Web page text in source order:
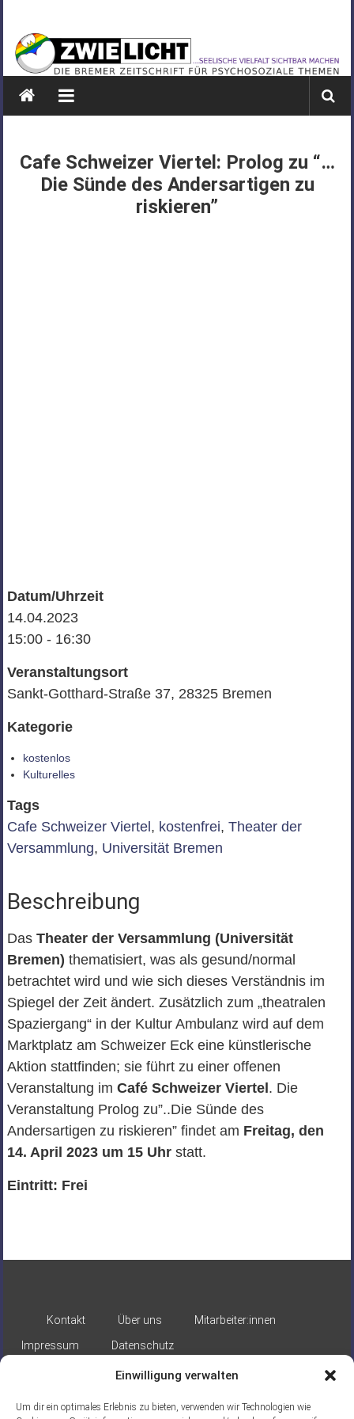
Einwilligung verwalten
Um dir ein optimales Erlebnis zu bieten, verwenden wir Technologien wie
springen
ZWIELICHT
BREMEN
DIE
PSYCHOSOZIALE
THEMEN
Cafe Schweizer Viertel: Prolog zu “…
Die Sünde des Andersartigen zu
riskieren”
Datum/Uhrzeit
14.04.2023
15:00 - 16:30
Veranstaltungsort
Sankt-Gotthard-Straße 37, 28325 Bremen
Kategorie
kostenlos
Kulturelles
Tags
Cafe Schweizer Viertel , kostenfrei, Theater der
Versammlung, Universität Bremen
Beschreibung
Das Theater der Versammlung (Universität
Bremen) thematisiert, was als gesund/normal
betrachtet wird und wie sich dieses Verständnis im
Spiegel der Zeit ändert. Zusätzlich zum „theatralen
Spaziergang“ in der Kultur Ambulanz wird auf dem
Marktplatz am Schweizer Eck eine künstlerische
Aktion stattfinden; sie führt zu einer offenen
Veranstaltung im Café Schweizer Viertel . Die
Veranstaltung Prolog zu”..Die Sünde des
Andersartigen zu riskieren” findet am Freitag, den
14. April 2023 um 15 Uhrstatt.
Eintritt: Frei
Kontakt Über uns
Mitarbeiter:innen
Impressum
Datenschutz